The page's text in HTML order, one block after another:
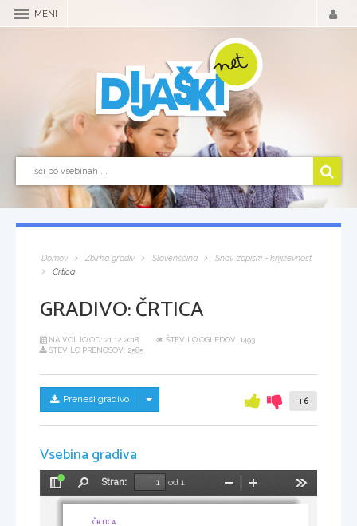
MENI
Domov Zbirka gradiv Slovenščina
Snov, zapiski - književnost
Črtica
GRADIVO:ČRTICA
NA VOLJO OD: 21.12.2018
ŠTEVILO OGLEDOV: 1493
ŠTEVILO PRENOSOV: 2585
Prenesi gradivo Skrij/prikaži meni +6
Vsebina gradiva
Preklopi
stransko
Stran:
od 1
Pomanjšaj
ČRTICA